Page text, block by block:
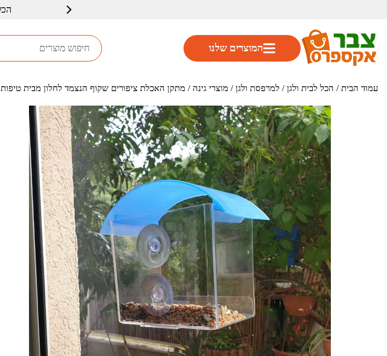
המוצרים שלנו
עמוד הבית / הכל לבית ולגן / למרפסת ולגן / מוצרי גינה / מתקן האכלת ציפורים שקוף הנצמד לחלון מבית